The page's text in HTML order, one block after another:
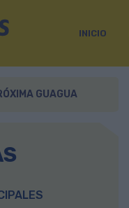
INICIO
GUAGUA